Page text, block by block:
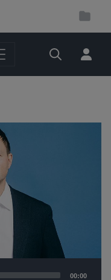
Suche
00:00